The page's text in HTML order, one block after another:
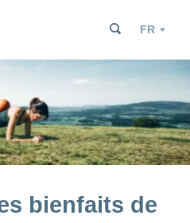
Langue
Chercher
Chercher
bienfaits de